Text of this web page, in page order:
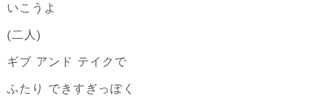
いこうよ
(二人)
ギブ アンド テイクで
ふたり できすぎっぽく